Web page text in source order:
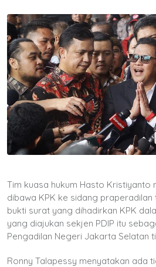
Tim kuasa hukum Hasto Kristiyanto
dibawa KPK ke sidang praperadilan
bukti surat yang dihadirkan KPK
yang diajukan sekjen PDIP itu
Pengadilan Negeri Jakarta Selatan
Ronny Talapessy menyatakan ada